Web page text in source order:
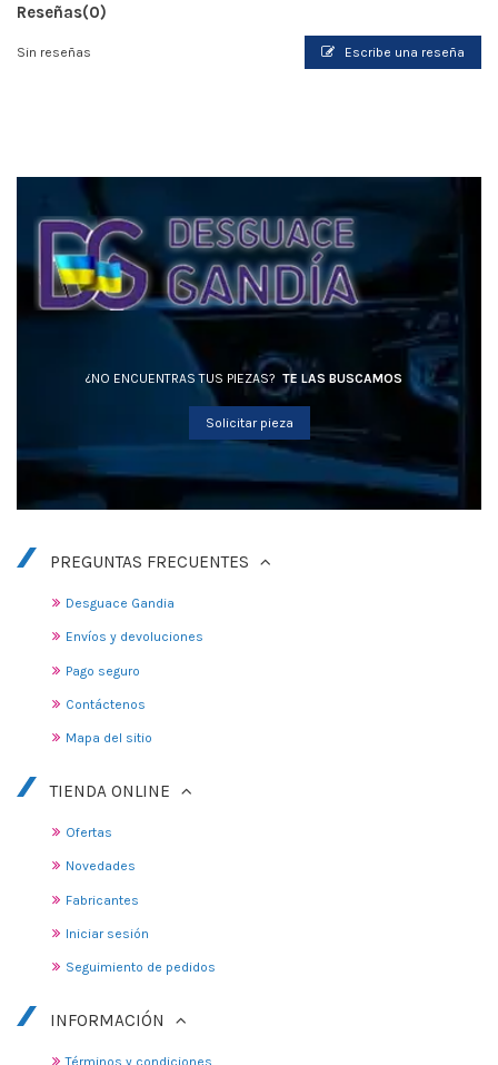
Reseñas(0)
Sin reseñas Escribe una reseña
¿NO ENCUENTRAS TUS PIEZAS? TE LAS BUSCAMOS
Solicitar pieza
PREGUNTAS FRECUENTES
Desguace Gandia
Envíos y devoluciones
Pago seguro
Contáctenos
Mapa del sitio
TIENDA ONLINE
Ofertas
Novedades
Fabricantes
Iniciar sesión
Seguimiento de pedidos
INFORMACIÓN
Términos y condiciones